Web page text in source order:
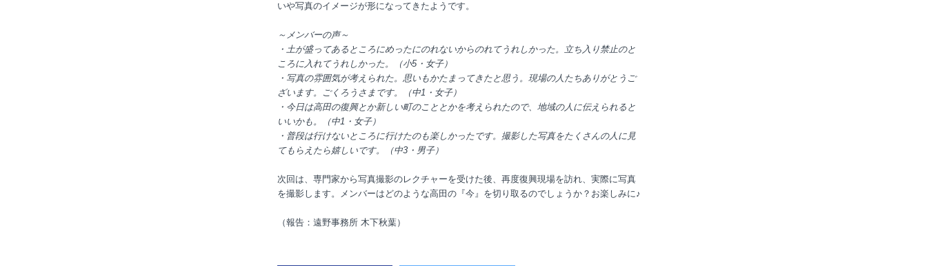
いや写真のイメージが形になってきたようです。
～メンバーの声～
・土が盛ってあるところにめったにのれないからのれてうれしかった。立ち入り禁止のと
ころに入れてうれしかった。（小5・女子）
・写真の雰囲気が考えられた。思いもかたまってきたと思う。現場の人たちありがとうご
ざいます。ごくろうさまです。（中1 ・女子）
・今日は高田の復興とか新しい町のこととかを考えられたので、地域の人に伝えられると
いいかも。（中1 ・女子）
・普段は行けないところに行けたのも楽しかったです。撮影した写真をたくさんの人に見
てもらえたら嬉しいです。（中3 ・男子）
次回は、専門家から写真撮影のレクチャーを受けた後、再度復興現場を訪れ、実際に写真
を撮影します。メンバーはどのような高田の『今』を切り取るのでしょうか？お楽しみに♪
（報告：遠野事務所 木下秋葉）